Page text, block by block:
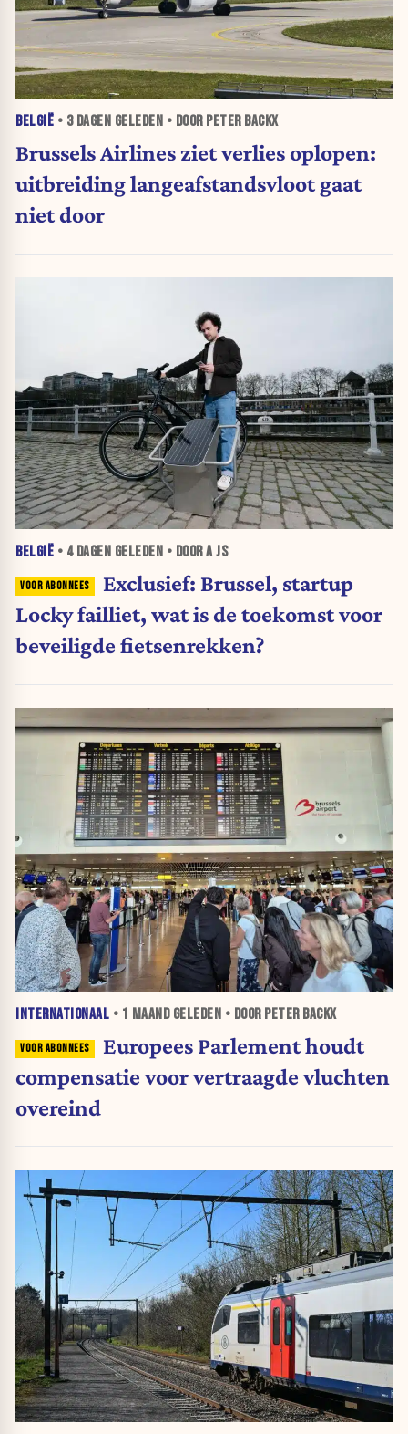
BELGIË • 3 DAGEN GELEDEN • DOOR PETER BACKX
Brussels Airlines ziet verlies oplopen:
uitbreiding langeafstandsvloot gaat
niet door
BELGIË • 4 DAGEN GELEDEN • DOOR A JS
Exclusief: Brussel, startup
Locky failliet, wat is de toekomst voor
beveiligde fietsenrekken?
INTERNATIONAAL • 1 MAANDGELEDEN • DOOR PETER BACKX
Europees Parlement houdt
compensatie voor vertraagde vluchten
overeind